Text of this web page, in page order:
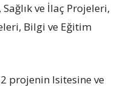
ve İlaç Projeleri,
Bilgi ve Eğitim
projenin lsitesine ve